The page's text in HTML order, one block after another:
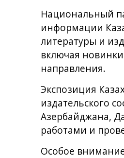
Национальный
информации
литературы и
включая
направления.
Экспозиция
издательского
Азербайджана,
работами и
Особое